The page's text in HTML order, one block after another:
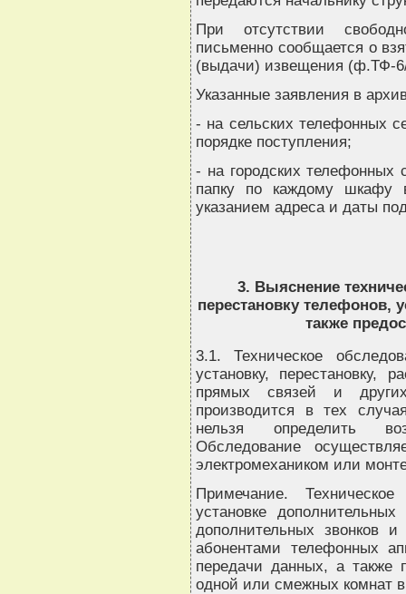
При отсутствии
письменно сообщается о
(выдачи) извещения (ф.ТФ-
Указанные заявления в
- на сельских телефонных
порядке поступления;
- на городских
папку по каждому шкафу
указанием адреса и даты
3. Выяснение
перестановку телефонов,
также
3.1. Техническое
установку, перестановку,
прямых связей и
производится в тех
нельзя определить
Обследование
электромехаником или
Примечание.
установке
дополнительных звонков
абонентами телефонных
передачи данных, а также
одной или смежных комнат